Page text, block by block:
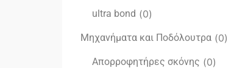
ultra bond (0)
Μηχανήματα και Ποδόλουτρα (0)
Απορροφητήρες σκόνης (0)